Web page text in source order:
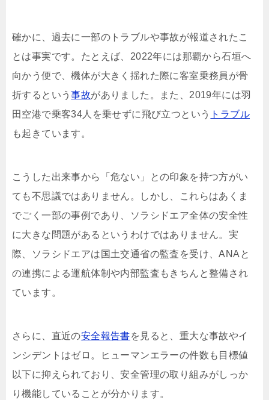
確かに、過去に一部のトラブルや事故が報道されたこ
とは事実です。たとえば、2022年には那覇から石垣へ
向かう便で、機体が大きく揺れた際に客室乗務員が骨
折するという事故がありました。また、2019年には羽
田空港で乗客34人を乗せずに飛び立つという トラブル
も起きています。
こうした出来事から「危ない」との印象を持つ方がい
ても不思議ではありません。しかし、これらはあくま
でごく一部の事例であり、ソラシドエア全体の安全性
に大きな問題があるというわけではありません。実
際、ソラシドエアは国土交通省の監査を受け、ANAと
の連携による運航体制や内部監査もきちんと整備され
ています。
さらに、直近の安全報告書を見ると、重大な事故やイ
ンシデントはゼロ。ヒューマンエラーの件数も目標値
以下に抑えられており、安全管理の取り組みがしっか
り機能していることが分かります。